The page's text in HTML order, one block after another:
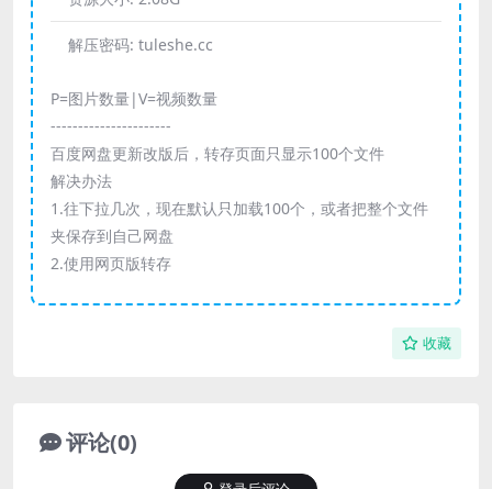
解压密码: tuleshe.cc
P=图片数量|V=视频数量
----------------------
百度网盘更新改版后，转存页面只显示100个文件
解决办法
1.往下拉几次，现在默认只加载100个，或者把整个文件
夹保存到自己网盘
2.使用网页版转存
收藏
评论(0)